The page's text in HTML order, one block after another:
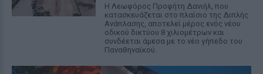
Η Λεωφόρος Προφήτη Δανιήλ, που
κατασκευάζεται στο πλαίσιο της Διπλής
Ανάπλασης, αποτελεί μέρος ενός νέου
οδικού δικτύου 8 χιλιομέτρων και
συνδέεται άμεσα με το νέο γήπεδο του
Παναθηναϊκού.